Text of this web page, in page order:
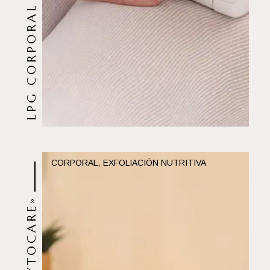
LPG CORPORAL
CORPORAL EXFOLIACIÓN NUTRITIVA
ENVOLTURA + EXFOLIACIÓN